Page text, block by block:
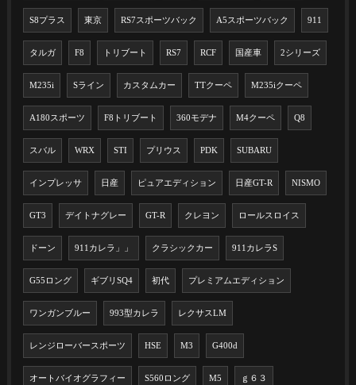
S8プラス 東京 RS7スポーツバック A5スポーツバック 911
タルガ F8 トリブート RS7 RCF 国産車 2シリーズ
M235i Sライン カスタムカー TTクーペ M235iクーペ
A180スポーツ F8トリブート 360モデナ M4クーペ Q8
スバル WRX STI プリウス PDK SUBARU
インプレッサ 日産 ピュアエディション 日産GT-R NISMO
GT3 デイトナグレー GT-R クレヨン ロールスロイス
ドーン 911カレラ」」 クラシックカー 911カレラS
G55ロング ギブリSQ4 初代 プレミアムエディション
ワンガンブルー 993型カレラ レクサスLM
レンジローバースポーツ HSE M3 G400d
オートバイオグラフィー S560ロング M5 ｇ６３